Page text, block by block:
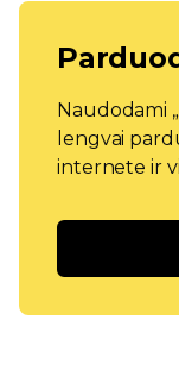
Naudodami
lengvai
internete ir